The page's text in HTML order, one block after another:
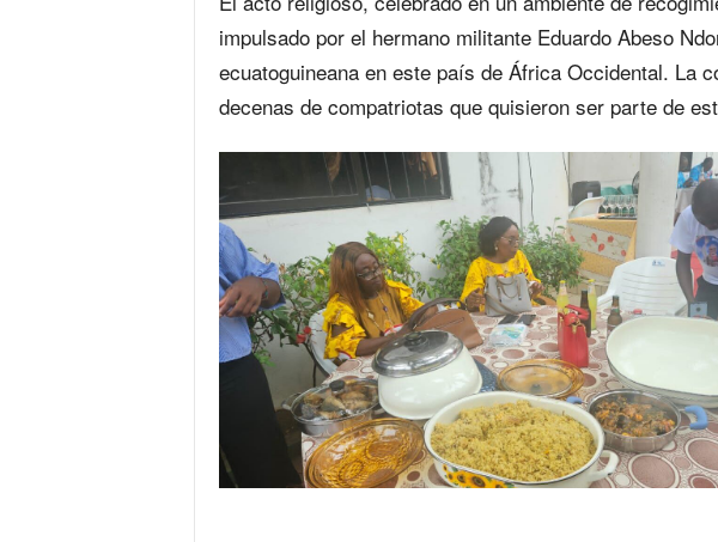
impulsado por el hermano militante Eduardo Abeso
ecuatoguineana en este país de África Occidental. La
decenas de compatriotas que quisieron ser parte de